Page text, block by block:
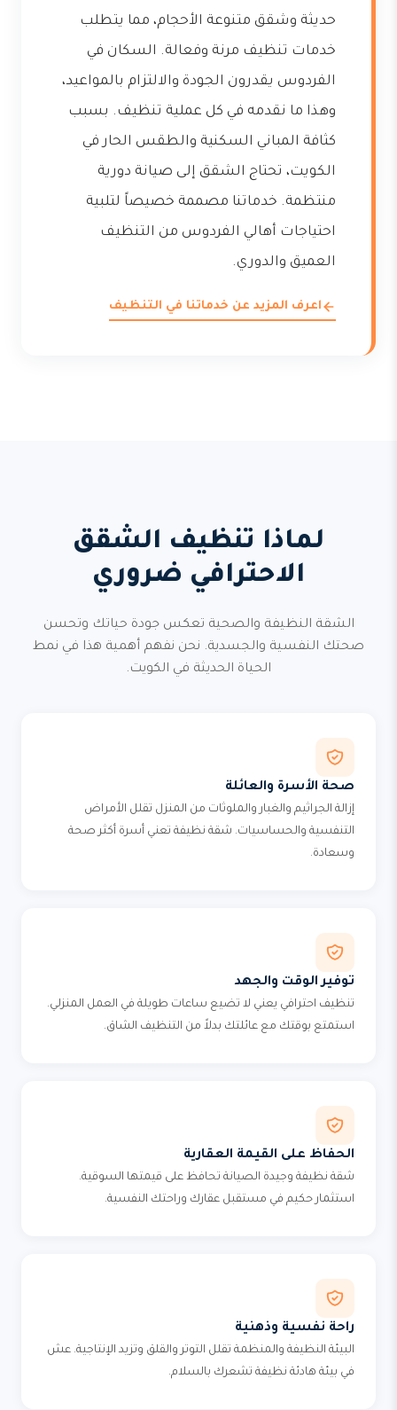
حديثة وشقق متنوعة الأحجام، مما يتطلب
خدمات تنظيف مرنة وفعالة. السكان في
الفردوس يقدرون الجودة والالتزام بالمواعيد،
وهذا ما نقدمه في كل عملية تنظيف. بسبب
كثافة المباني السكنية والطقس الحار في
الكويت، تحتاج الشقق إلى صيانة دورية
منتظمة. خدماتنا مصممة خصيصاً لتلبية
احتياجات أهالي الفردوس من التنظيف
العميق والدوري.
اعرف المزيد عن خدماتنا في التنظيف
لماذا تنظيف الشقق
الاحترافي ضروري
الشقة النظيفة والصحية تعكس جودة حياتك وتحسن
صحتك النفسية والجسدية. نحن نفهم أهمية هذا في نمط
الحياة الحديثة في الكويت.
صحة الأسرة والعائلة
إزالة الجراثيم والغبار والملوثات من المنزل تقلل الأمراض
التنفسية والحساسيات. شقة نظيفة تعني أسرة أكثر صحة
وسعادة.
توفير الوقت والجهد
تنظيف احترافي يعني لا تضيع ساعات طويلة في العمل المنزلي.
استمتع بوقتك مع عائلتك بدلاً من التنظيف الشاق.
الحفاظ على القيمة العقارية
شقة نظيفة وجيدة الصيانة تحافظ على قيمتها السوقية.
استثمار حكيم في مستقبل عقارك وراحتك النفسية.
راحة نفسية وذهنية
البيئة النظيفة والمنظمة تقلل التوتر والقلق وتزيد الإنتاجية. عش
في بيئة هادئة نظيفة تشعرك بالسلام.